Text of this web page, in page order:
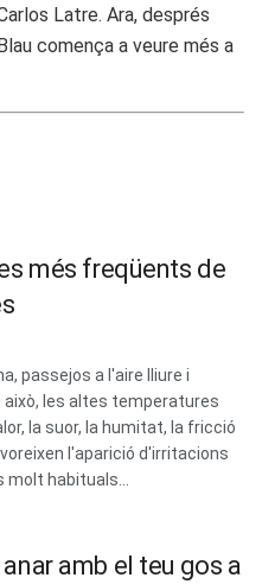
Latre. Ara, després
comença a veure més a
més freqüents de
passejos a l'aire lliure i
les altes temperatures
la suor, la humitat, la fricció
l'aparició d'irritacions
habituals...
amb el teu gos a